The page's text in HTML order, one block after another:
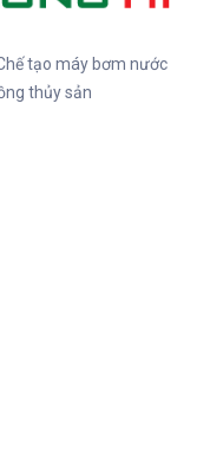
tạo máy bơm nước
thủy sản